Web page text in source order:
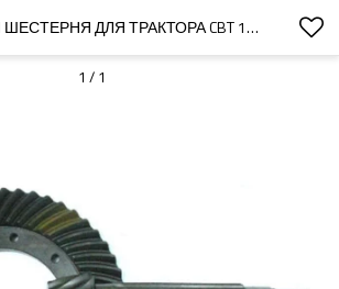
КОРОНА И ШЕСТЕРНЯ ДЛЯ ТРАКТОРА CBT 1090 1105 740201AS 0900702048 R11016-PAIRGEARS
1 / 1